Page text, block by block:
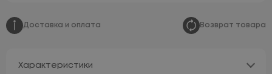
Доставка и оплата Возврат товара
Характеристики